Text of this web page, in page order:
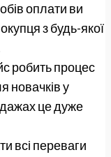
оплати ви
з будь-якої
робить процес
новачків у
це дуже
всі переваги